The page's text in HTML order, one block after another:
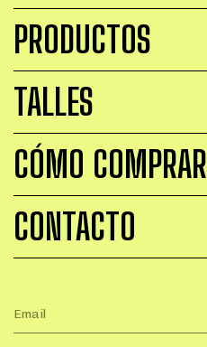
PRODUCTOS
TALLES
CÓMO COMPRAR
CONTACTO